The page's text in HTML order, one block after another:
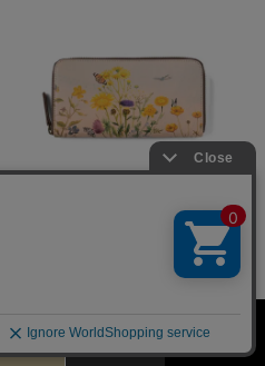
アートヌメレザー｜ラウ
価格
22,000税込